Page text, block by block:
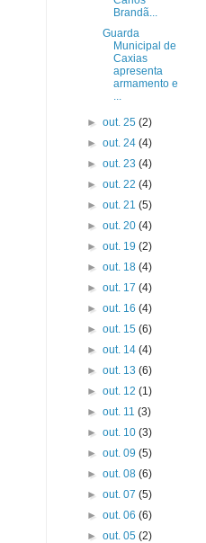
Brandã...
Guarda
Municipal de
Caxias
apresenta
armamento e
...
► out. 25 (2)
► out. 24 (4)
► out. 23 (4)
► out. 22 (4)
► out. 21 (5)
► out. 20 (4)
► out. 19 (2)
► out. 18 (4)
► out. 17 (4)
► out. 16 (4)
► out. 15 (6)
► out. 14 (4)
► out. 13 (6)
► out. 12 (1)
► out. 11 (3)
► out. 10 (3)
► out. 09 (5)
► out. 08 (6)
► out. 07 (5)
► out. 06 (6)
► out. 05 (2)